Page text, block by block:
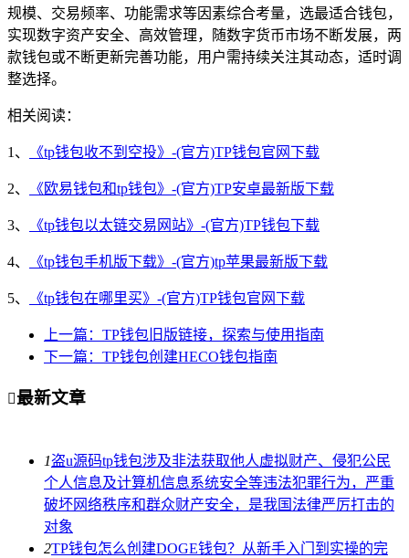
规模、交易频率、功能需求等因素综合考量，选最适合钱包，
实现数字资产安全、高效管理，随数字货币市场不断发展，两
款钱包或不断更新完善功能，用户需持续关注其动态，适时调
整选择。
相关阅读：
1、 《tp钱包收不到空投》-(官方)TP钱包官网下载
2、 《欧易钱包和tp钱包》-(官方)TP安卓最新版下载
3、 《tp钱包以太链交易网站》-(官方)TP钱包下载
4、 《tp钱包手机版下载》-(官方)tp苹果最新版下载
5、 《tp钱包在哪里买》-(官方)TP钱包官网下载
上一篇：TP钱包旧版链接，探索与使用指南
下一篇：TP钱包创建HECO钱包指南
最新文章
1盗u源码tp钱包涉及非法获取他人虚拟财产、侵犯公民
个人信息及计算机信息系统安全等违法犯罪行为，严重
破坏网络秩序和群众财产安全，是我国法律严厉打击的
对象
2TP钱包怎么创建DOGE钱包？从新手入门到实操的完